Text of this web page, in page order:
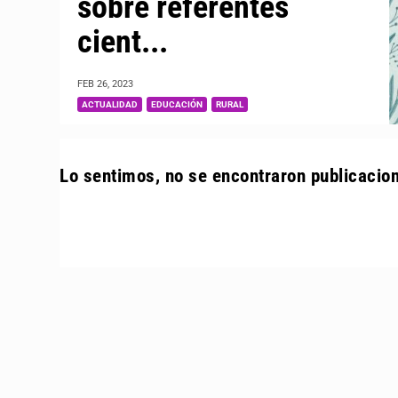
cient...
FEB 26, 2023
ACTUALIDAD EDUCACIÓN RURAL
Lo sentimos, no se encontraron